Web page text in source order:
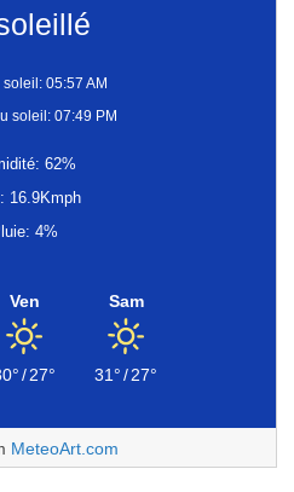
05:57 AM
soleil: 07:49 PM
62%
16.9Kmph
4%
Ven
/27°
Sam
31°/27°
MeteoArt.com